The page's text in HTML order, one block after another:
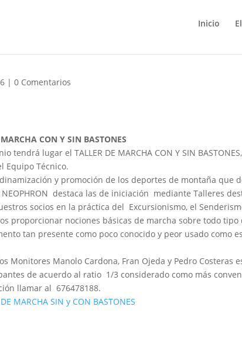
Inicio
|0 Comentarios
CON Y SIN BASTONES
tendrá lugar el TALLER DE MARCHA CON Y SIN
Equipo Técnico.
y promoción de los deportes de montaña que
destaca las de iniciación mediante Talleres
socios en la práctica del Excursionismo, el
proporcionar nociones básicas de marcha sobre todo
tan presente como poco conocido y peor usado como
Monitores Manolo Cardona, Fran Ojeda y Pedro Costeras
de acuerdo al ratio 1/3 considerado como más
llamar al 676478188.
MARCHA SIN y CON BASTONES